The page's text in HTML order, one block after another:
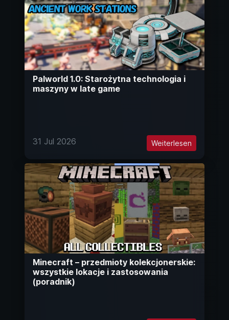
Palworld 1.0: Starożytna technologia i
maszyny w late game
31 Jul 2026 Weiterlesen
Minecraft – przedmioty kolekcjonerskie:
wszystkie lokacje i zastosowania
(poradnik)